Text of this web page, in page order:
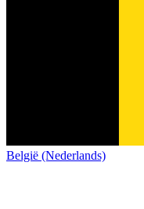
België (Nederlands)